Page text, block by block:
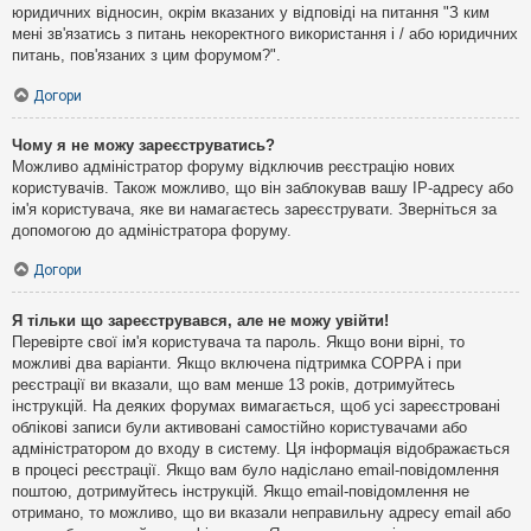
юридичних відносин, окрім вказаних у відповіді на питання "З ким
мені зв'язатись з питань некоректного використання і / або юридичних
питань, пов'язаних з цим форумом?".
Догори
Чому я не можу зареєструватись?
Можливо адміністратор форуму відключив реєстрацію нових
користувачів. Також можливо, що він заблокував вашу IP-адресу або
ім'я користувача, яке ви намагаєтесь зареєструвати. Зверніться за
допомогою до адміністратора форуму.
Догори
Я тільки що зареєструвався, але не можу увійти!
Перевірте свої ім'я користувача та пароль. Якщо вони вірні, то
можливі два варіанти. Якщо включена підтримка COPPA і при
реєстрації ви вказали, що вам менше 13 років, дотримуйтесь
інструкцій. На деяких форумах вимагається, щоб усі зареєстровані
облікові записи були активовані самостійно користувачами або
адміністратором до входу в систему. Ця інформація відображається
в процесі реєстрації. Якщо вам було надіслано email-повідомлення
поштою, дотримуйтесь інструкцій. Якщо email-повідомлення не
отримано, то можливо, що ви вказали неправильну адресу email або